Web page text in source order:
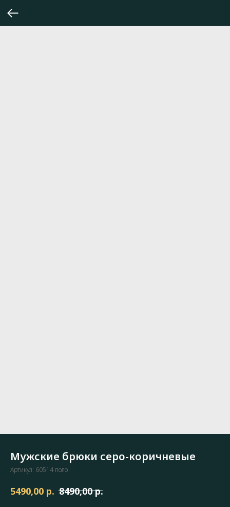
Мужские брюки серо-коричневые
Артикул: 60514 поло
5490,00 р. 8490,00 р.